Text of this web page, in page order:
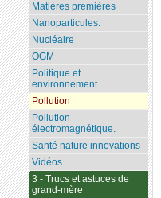
Matières premières
Nanoparticules.
Nucléaire
OGM
Politique et
environnement
Pollution
Pollution
électromagnétique.
Santé nature innovations
Vidéos
3 - Trucs et astuces de
grand-mère